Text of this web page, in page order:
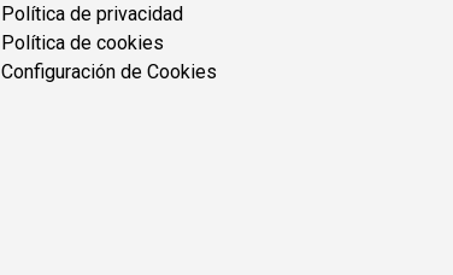
Política de privacidad
Política de cookies
Configuración de Cookies